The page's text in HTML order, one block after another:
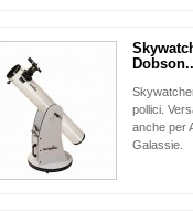
pollici.
anche per
Galassie.